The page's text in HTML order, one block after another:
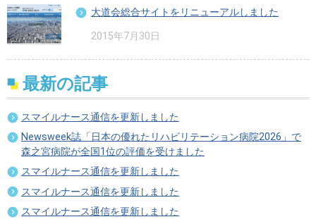
大道会総合サイトをリニューアルしました
2015年7月30日
最新の記事
スマイルナース通信を更新しました
Newsweek誌「日本の優れたリハビリテーション病院2026」で
森之宮病院が全国1位の評価を受けました
スマイルナース通信を更新しました
スマイルナース通信を更新しました
スマイルナース通信を更新しました